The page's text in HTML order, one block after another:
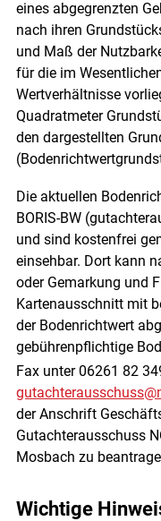
eines abgegrenzten
nach ihren
und Maß der
für die im
Wertverhältnisse
Quadratmeter
den dargestellten
Die aktuellen
BORIS-BW
und sind kostenfrei
einsehbar. Dort kann
oder Gemarkung und
Kartenausschnitt mit
der Bodenrichtwert
gebührenpflichtige
Fax unter 06261 82
der Anschrift
Gutachterausschuss
Mosbach zu
Wichtige